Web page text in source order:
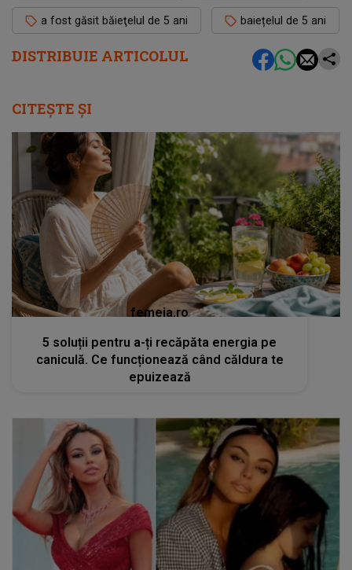
DISTRIBUIE ARTICOLUL
a fost găsit băieţelul de 5 ani baiețelul de 5 ani
CITEȘTE ȘI
femeia.ro
5 soluții pentru a-ți recăpăta energia pe
caniculă. Ce funcționează când căldura te
epuizează